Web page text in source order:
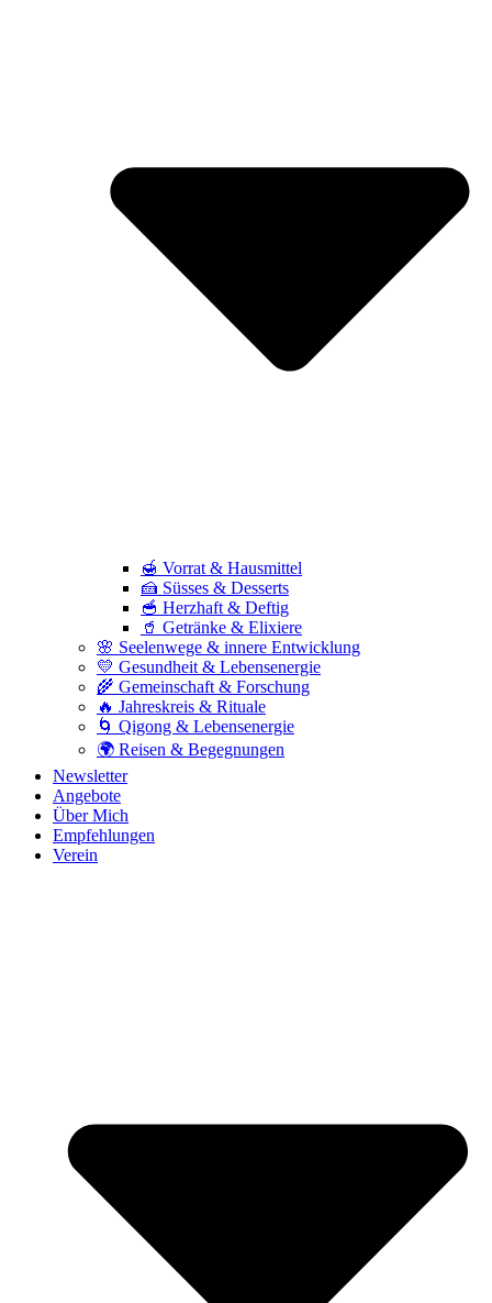
🍯 Vorrat & Hausmittel
🍰 Süsses & Desserts
🥣 Herzhaft & Deftig
🥤 Getränke & Elixiere
🌸 Seelenwege & innere Entwicklung
💛 Gesundheit & Lebensenergie
🌾 Gemeinschaft & Forschung
🔥 Jahreskreis & Rituale
🌀 Qigong & Lebensenergie
🌍 Reisen & Begegnungen
Newsletter
Angebote
Über Mich
Empfehlungen
Verein